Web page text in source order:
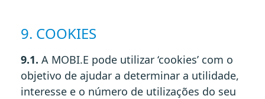
9. COOKIES
9.1. A MOBI.E pode utilizar ‘cookies’ com o
objetivo de ajudar a determinar a utilidade,
interesse e o número de utilizações do seu